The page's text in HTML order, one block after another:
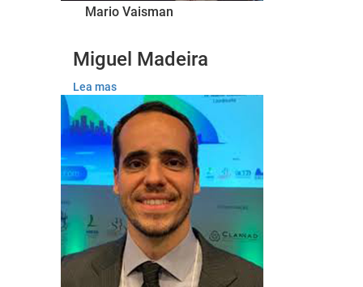
Mario Vaisman
Miguel Madeira
Lea mas